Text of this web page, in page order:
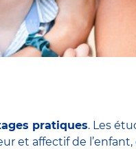
pratiques. Les
et affectif de